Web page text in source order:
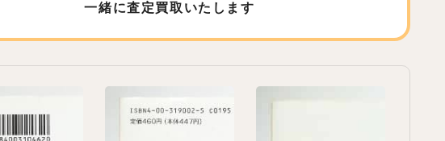
一緒に査定買取いたします